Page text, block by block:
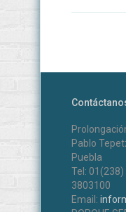
Pablo
Puebla
Tel: 01(238)
3803100
Email: